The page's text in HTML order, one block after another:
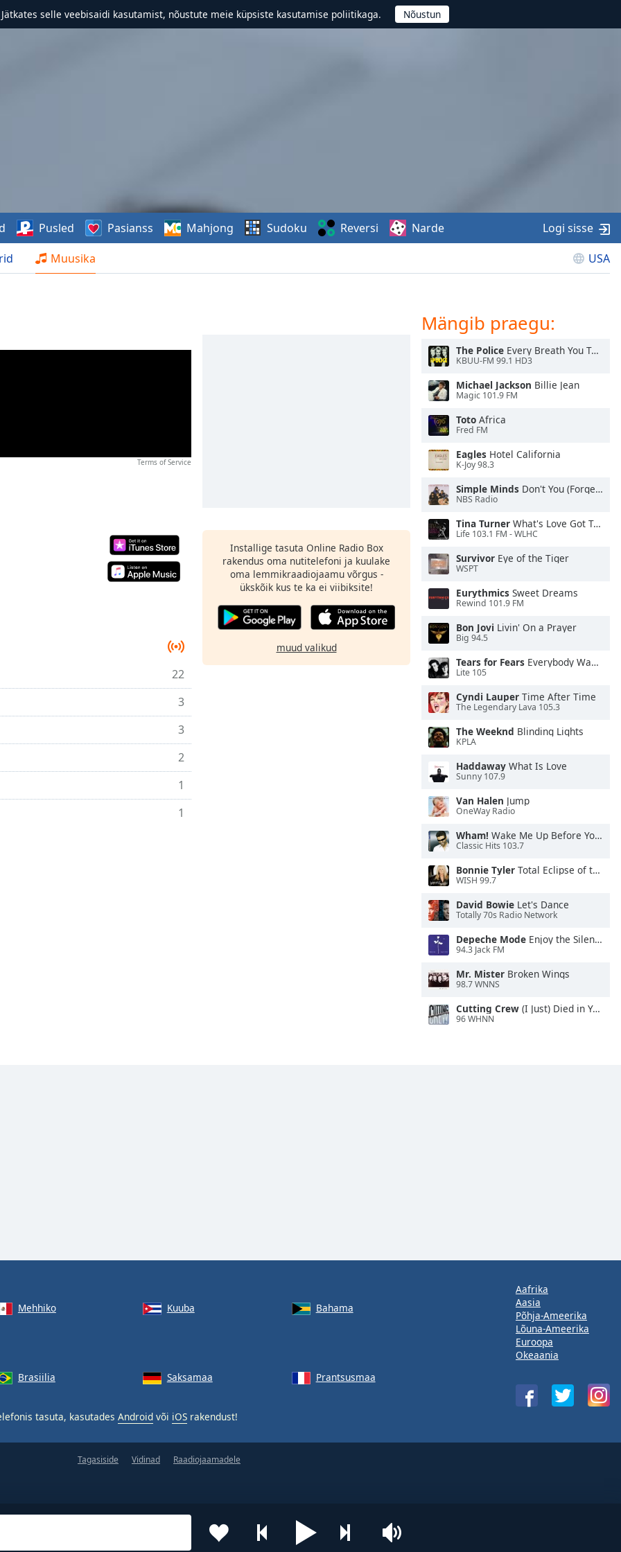
Jätkates selle veebisaidi kasutamist, nõustute meie küpsiste kasutamise poliitikaga.
Muusika USA
Pusled Pasianss Mahjong Sudoku Reversi Narde Logi sisse
Terms of Service
22
3
3
2
1
1
Installige tasuta Online Radio Box
rakendus oma nutitelefoni ja kuulake
oma lemmikraadiojaamu võrgus -
ükskõik kus te ka ei viibiksite!
muud valikud
Mängib praegu:
The Police Every Breath You Take
KBUU-FM 99.1 HD3
Michael Jackson Billie Jean
Magic 101.9 FM
Toto Africa
Fred FM
Eagles Hotel California
K-Joy 98.3
Simple Minds Don't You (Forget About Me)
NBS Radio
Tina Turner What's Love Got To Do With It
Life 103.1 FM - WLHC
Survivor Eye of the Tiger
WSPT
Eurythmics Sweet Dreams
Rewind 101.9 FM
Bon Jovi Livin' On a Prayer
Big 94.5
Tears for Fears Everybody Wants To Rule the World
Lite 105
Cyndi Lauper Time After Time
The Legendary Lava 105.3
The Weeknd Blinding Lights
KPLA
Haddaway What Is Love
Sunny 107.9
Van Halen Jump
OneWay Radio
Wham! Wake Me Up Before You Go-Go
Classic Hits 103.7
Bonnie Tyler Total Eclipse of the Heart
WISH 99.7
David Bowie Let's Dance
Totally 70s Radio Network
Depeche Mode Enjoy the Silence
94.3 Jack FM
Mr. Mister Broken Wings
98.7 WNNS
Cutting Crew (I Just) Died in Your Arms
96 WHNN
Mehhiko Kuuba
Bahama
Brasiilia Saksamaa Prantsusmaa
tasuta, kasutades Android või iOS rakendust!
Aafrika
Aasia
Põhja-Ameerika
Lõuna-Ameerika
Euroopa
Okeaania
Tagasiside Vidinad Raadiojaamadele